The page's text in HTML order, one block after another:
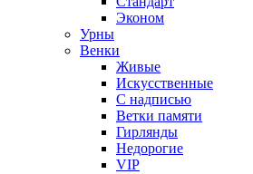
Эконом
Урны
Венки
Живые
Искусственные
С надписью
Ветки памяти
Гирлянды
Недорогие
VIP